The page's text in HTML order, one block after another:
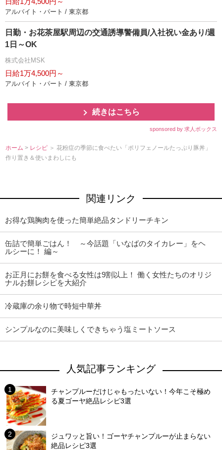
アルバイト・パート / 東京都
日勤・お花茶屋駅周辺の交通誘導警備員/入社祝い金あり/週
1日～OK
株式会社MSK
日給1万4,500円～
アルバイト・パート / 東京都
続きはこちら
sponsored by 求人ボックス
ホーム > レシピ ＞ 花粉症の季節に食べたい「ポリフェノールたっぷり豚丼」
作り置き＆使いまわしにも
関連リンク
お得な鶏胸肉を使った簡単絶品タンドリーチキン
缶詰で簡単ごはん！ ～今話題「いなばのタイカレー」をヘ
ルシーに！ 編～
お正月にお餅を食べる女性は9割以上！ 働く女性たちのオリジ
ナルお餅レシピを大紹介
冷蔵庫の余り物で時短中華丼
シンプルなのに美味しくできちゃう塩ミートソース
人気記事ランキング
チャンプルーだけじゃもったいない！今年こそ極め
る夏ゴーヤ絶品レシピ3選
ジュワッと旨い！ゴーヤチャンプルーが止まらない
絶品レシピ3選